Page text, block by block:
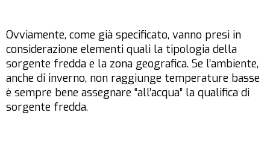
Ovviamente, come già specificato, vanno presi in
considerazione elementi quali la tipologia della
sorgente fredda e la zona geografica. Se l’ambiente,
anche di inverno, non raggiunge temperature basse
è sempre bene assegnare “all’acqua” la qualifica di
sorgente fredda.